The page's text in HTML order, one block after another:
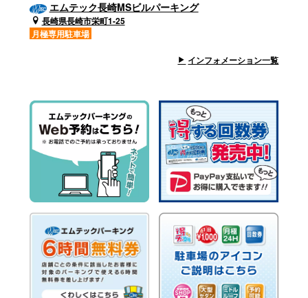
エムテック長崎MSビルパーキング
長崎県長崎市栄町1-25
月極専用駐車場
インフォメーション一覧